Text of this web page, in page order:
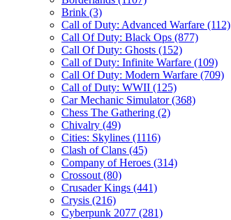
Brink (3)
Call of Duty: Advanced Warfare (112)
Call Of Duty: Black Ops (877)
Call Of Duty: Ghosts (152)
Call of Duty: Infinite Warfare (109)
Call Of Duty: Modern Warfare (709)
Call of Duty: WWII (125)
Car Mechanic Simulator(368)
Chess The Gathering (2)
Chivalry (49)
Cities: Skylines (1116)
Clash of Clans (45)
Company of Heroes (314)
Crossout (80)
Crusader Kings (441)
Crysis (216)
Cyberpunk 2077 (281)